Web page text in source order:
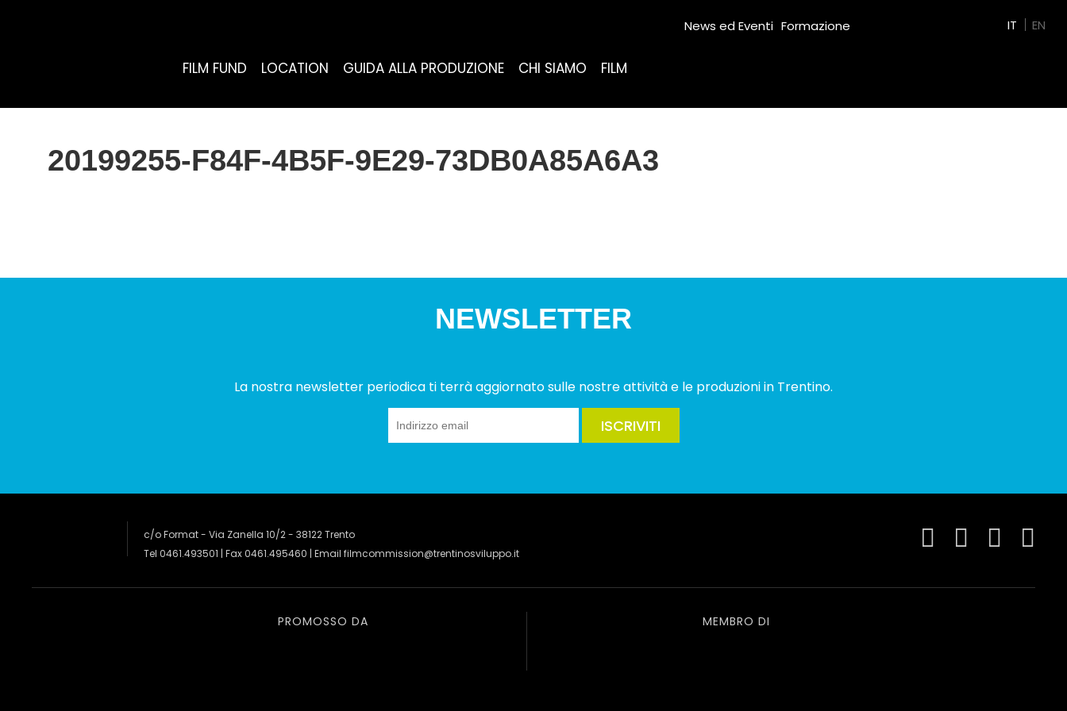
FILM FUND LOCATION GUIDA ALLA PRODUZIONE CHI SIAMO FILM
News ed Eventi Formazione IT EN
20199255-F84F-4B5F-9E29-73DB0A85A6A3
NEWSLETTER
La nostra newsletter periodica ti terrà aggiornato sulle nostre attività e le produzioni in Trentino.
ISCRIVITI
c/o Format - Via Zanella 10/2 - 38122 Trento
Tel 0461.493501 | Fax 0461.495460 | Email filmcommission@trentinosviluppo.it
PROMOSSO DA MEMBRO DI